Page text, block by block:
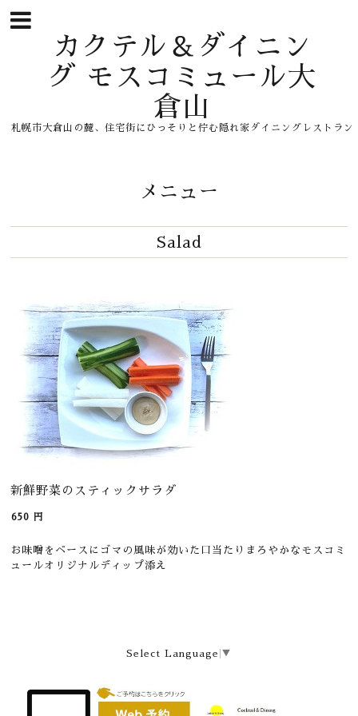
カクテル＆ダイニン
グ モスコミュール大
倉山
札幌市大倉山の麓、住宅街にひっそりと佇む隠れ家ダイニングレストラン
メニュー
Salad
新鮮野菜のスティックサラダ
650 円
お味噌をベースにゴマの風味が効いた口当たりまろやかなモスコミ
ュールオリジナルディップ添え
Select Language ▼